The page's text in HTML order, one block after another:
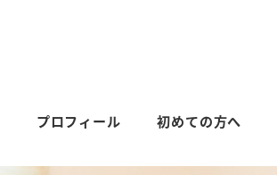
プロフィール 初めての方へ